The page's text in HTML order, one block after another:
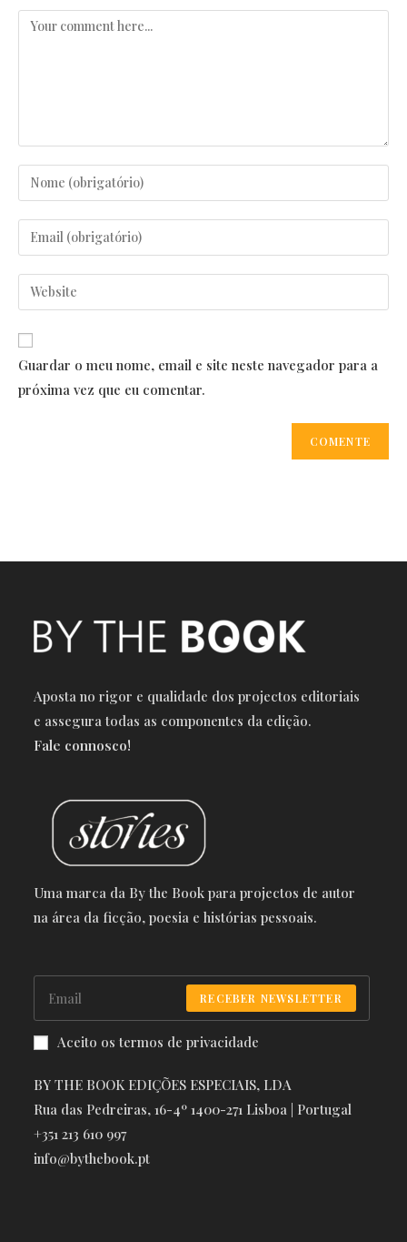
Comentar
Enter
your
name
username
Enter
your
email
comment
Enter
your
website
URL
(optional)
Guardar o meu nome, email e site neste navegador para a
próxima vez que eu comentar.
Aposta no rigor e qualidade dos projectos editoriais
e assegura todas as componentes da edição.
Fale connosco!
Uma marca da By the Book para projectos de autor
na área da ficção, poesia e histórias pessoais.
RECEBER NEWSLETTER
Aceito os termos de privacidade
BY THE BOOK EDIÇÕES ESPECIAIS, LDA
Rua das Pedreiras, 16-4º 1400-271 Lisboa | Portugal
+351 213 610 997
info@bythebook.pt